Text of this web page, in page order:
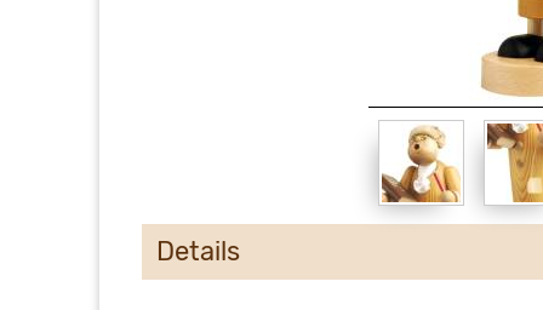
Details